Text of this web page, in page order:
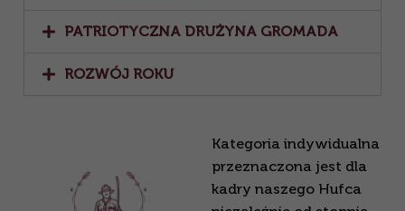
PATRIOTYCZNA DRUŻYNA GROMADA
ROZWÓJ ROKU
Kategoria indywidualna
przeznaczona jest dla
kadry naszego Hufca